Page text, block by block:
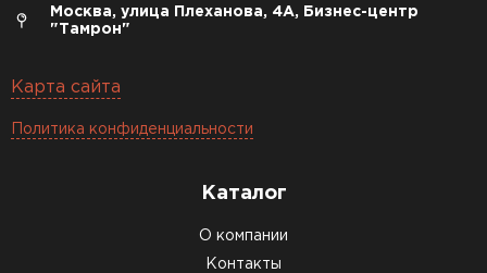
Москва, улица Плеханова, 4А, Бизнес-центр
"Тамрон"
Карта сайта
Политика конфиденциальности
Каталог
О компании
Контакты